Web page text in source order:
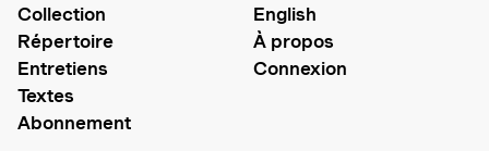
Collection
Répertoire
Entretiens
Textes
Abonnement
English
À propos
Connexion